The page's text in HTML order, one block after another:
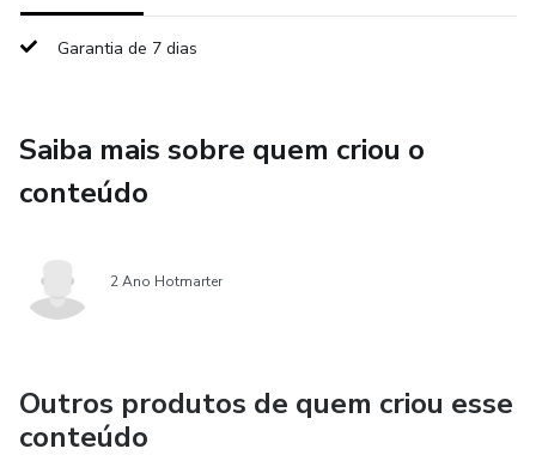
Garantia de 7 dias
Saiba mais sobre quem criou o
conteúdo
2 Ano Hotmarter
Outros produtos de quem criou esse
conteúdo